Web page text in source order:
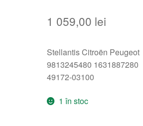
1 059,00 lei
Stellantis Citroën Peugeot
9813245480 1631887280
49172-03100
1 în stoc